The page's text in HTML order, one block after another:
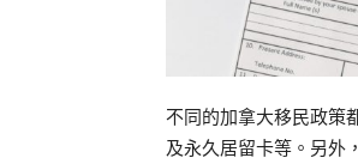
不同的加拿大移民政策
及永久居留卡等。另外